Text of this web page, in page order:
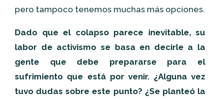
pero tampoco tenemos muchas más opciones.
Dado que el colapso parece inevitable, su
labor de activismo se basa en decirle a la
gente que debe prepararse para el
sufrimiento que está por venir. ¿Alguna vez
tuvo dudas sobre este punto? ¿Se planteó la